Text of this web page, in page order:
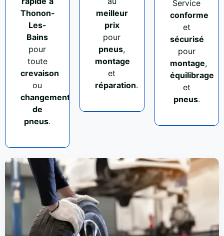
Thonon-
Les-
Bains
pour
toute
crevaison
ou
changement
de
pneus.
meilleur
prix
pour
pneus,
montage
et
réparation.
Service
conforme
et
sécurisé
pour
montage,
équilibrage
et
pneus.